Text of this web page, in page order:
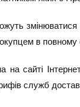
в
на сайті
служб